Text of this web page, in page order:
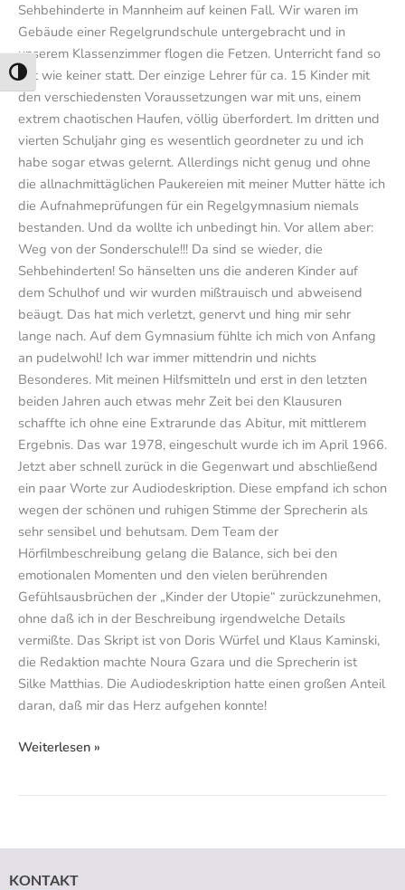
Umschalten auf hohe Kontraste
Sehbehinderte in Mannheim auf keinen Fall. Wir waren im
Gebäude einer Regelgrundschule untergebracht und in
unserem Klassenzimmer flogen die Fetzen. Unterricht fand so
gut wie keiner statt. Der einzige Lehrer für ca. 15 Kinder mit
den verschiedensten Voraussetzungen war mit uns, einem
extrem chaotischen Haufen, völlig überfordert. Im dritten und
vierten Schuljahr ging es wesentlich geordneter zu und ich
habe sogar etwas gelernt. Allerdings nicht genug und ohne
die allnachmittäglichen Paukereien mit meiner Mutter hätte ich
die Aufnahmeprüfungen für ein Regelgymnasium niemals
bestanden. Und da wollte ich unbedingt hin. Vor allem aber:
Weg von der Sonderschule!!! Da sind se wieder, die
Sehbehinderten! So hänselten uns die anderen Kinder auf
dem Schulhof und wir wurden mißtrauisch und abweisend
beäugt. Das hat mich verletzt, genervt und hing mir sehr
lange nach. Auf dem Gymnasium fühlte ich mich von Anfang
an pudelwohl! Ich war immer mittendrin und nichts
Besonderes. Mit meinen Hilfsmitteln und erst in den letzten
beiden Jahren auch etwas mehr Zeit bei den Klausuren
schaffte ich ohne eine Extrarunde das Abitur, mit mittlerem
Ergebnis. Das war 1978, eingeschult wurde ich im April 1966.
Jetzt aber schnell zurück in die Gegenwart und abschließend
ein paar Worte zur Audiodeskription. Diese empfand ich schon
wegen der schönen und ruhigen Stimme der Sprecherin als
sehr sensibel und behutsam. Dem Team der
Hörfilmbeschreibung gelang die Balance, sich bei den
emotionalen Momenten und den vielen berührenden
Gefühlsausbrüchen der „Kinder der Utopie“ zurückzunehmen,
ohne daß ich in der Beschreibung irgendwelche Details
vermißte. Das Skript ist von Doris Würfel und Klaus Kaminski,
die Redaktion machte Noura Gzara und die Sprecherin ist
Silke Matthias. Die Audiodeskription hatte einen großen Anteil
daran, daß mir das Herz aufgehen konnte!
Weiterlesen »
KONTAKT